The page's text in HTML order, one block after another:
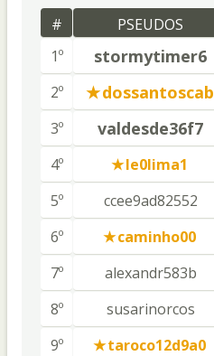
# PSEUDOS
1º
stormytimer6
2º
dossantoscab
3º
valdesde36f7
4º
le0lima1
5º
ccee9ad82552
6º
caminho00
7º
alexandr583b
8º
susarinorcos
9º
taroco12d9a0